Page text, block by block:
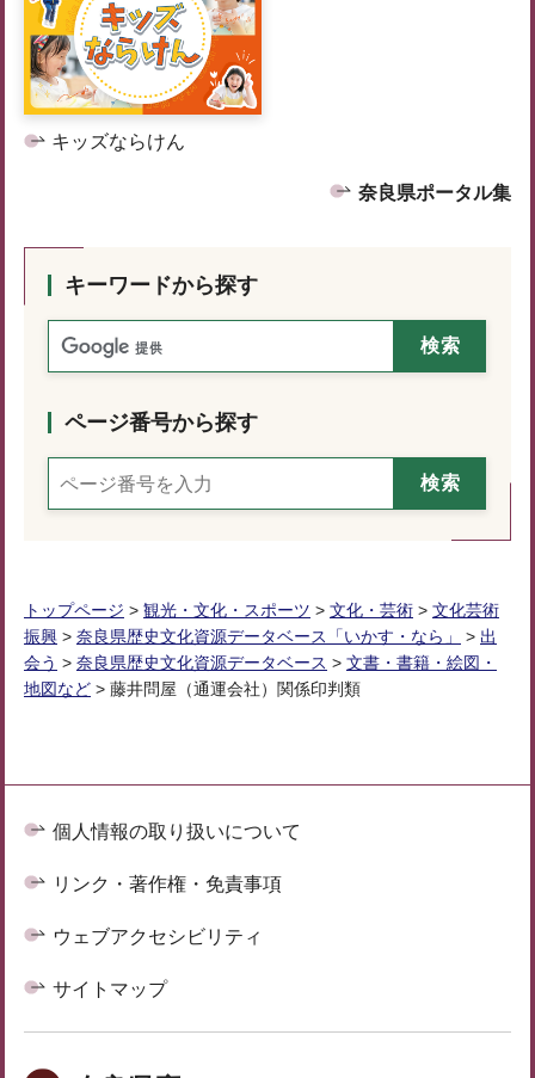
キッズならけん
奈良県ポータル集
キーワードから探す
ページ番号から探す
トップページ > 観光・文化・スポーツ > 文化・芸術 > 文化芸術
振興 > 奈良県歴史文化資源データベース「いかす・なら」 > 出
会う > 奈良県歴史文化資源データベース > 文書・書籍・絵図・
地図など > 藤井問屋（通運会社）関係印判類
個人情報の取り扱いについて
リンク・著作権・免責事項
ウェブアクセシビリティ
サイトマップ